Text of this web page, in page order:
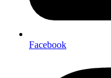
Facebook